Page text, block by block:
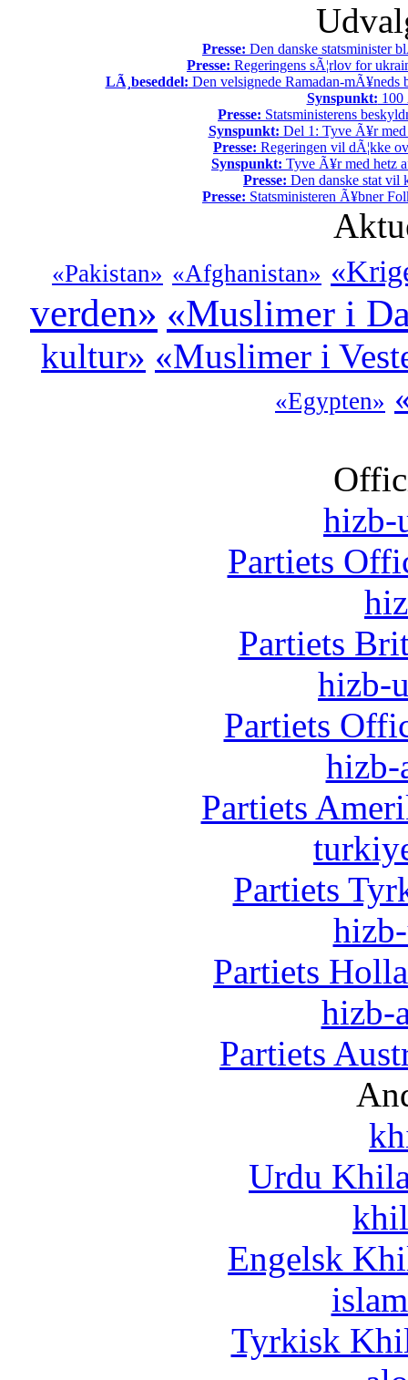
Presse: Den danske statsminister
Presse: Regeringens sÃ¦rlov for
LÃ¸beseddel: Den velsignede Ramadan-mÃ¥neds
Synspunkt: 100
Presse: Statsministerens
Synspunkt: Del 1: Tyve Ã¥r med
Presse: Regeringen vil dÃ¦kke
Synspunkt: Tyve Ã¥r med hetz
Presse: Den danske stat vil
Presse: Statsministeren Ã¥bner
«Pakistan» «Afghanistan»
verden» «Muslimer i
kultur» «Muslimer i
«Egypten»
hizb-
Partiets
Partiets
hizb-
Partiets
hizb-
Partiets
Partiets
Partiets
hizb-
Partiets
Urdu
Engelsk
Tyrkisk